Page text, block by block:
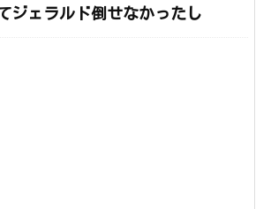
ジェラルド倒せなかったし